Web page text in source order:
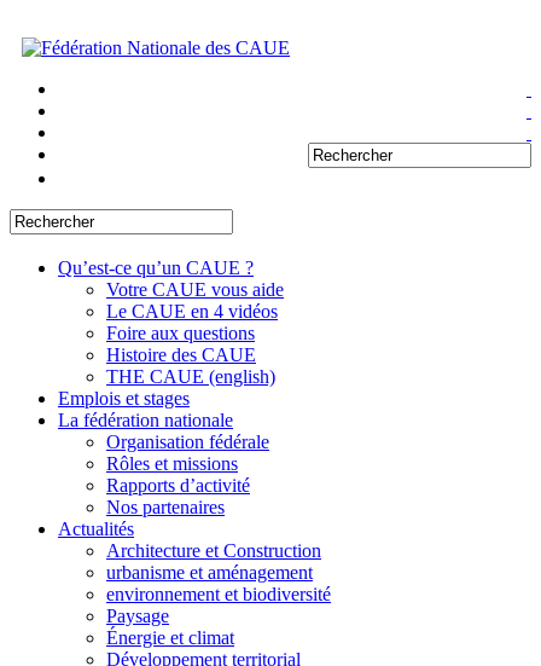
Qu’est-ce qu’un CAUE ?
Votre CAUE vous aide
Le CAUE en 4 vidéos
Foire aux questions
Histoire des CAUE
THE CAUE (english)
Emplois et stages
La fédération nationale
Organisation fédérale
Rôles et missions
Rapports d’activité
Nos partenaires
Actualités
Architecture et Construction
urbanisme et aménagement
environnement et biodiversité
Paysage
Énergie et climat
Développement territorial